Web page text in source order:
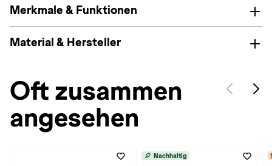
Merkmale & Funktionen
Material & Hersteller
Oft zusammen
angesehen
Nachhaltig